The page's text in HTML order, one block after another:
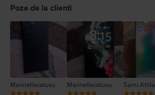
2
1
Poze de la clienti
Marinellacatusu Marinellacatusu Sami Attila